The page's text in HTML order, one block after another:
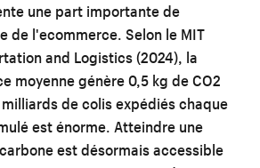
une part importante de
de l'ecommerce. Selon le MIT
and Logistics (2024), la
moyenne génère 0,5 kg de CO2
de colis expédiés chaque
est énorme. Atteindre une
est désormais accessible